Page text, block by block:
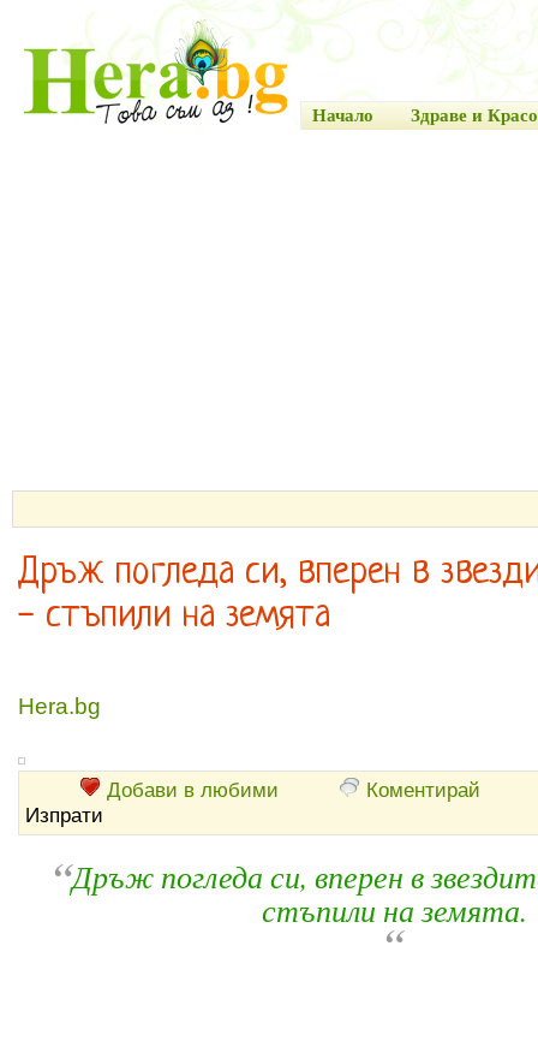
Начало Здраве и
Дръж погледа си, вперен в
- стъпили на земята
Hera.bg
Добави в любими
Коментирай
Изпрати
“Дръж погледа си, вперен в
стъпили на земята.
“